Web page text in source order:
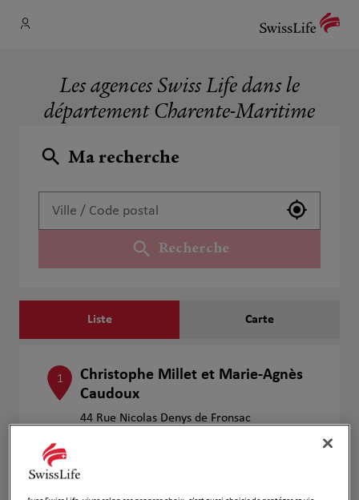
Les agences Swiss Life dans le
département Charente-Maritime
Ma recherche
Utiliser
Recherche
Liste Carte
1
Christophe Millet et Marie-Agnès
Caudoux
44 Rue Nicolas Denys de Fronsac